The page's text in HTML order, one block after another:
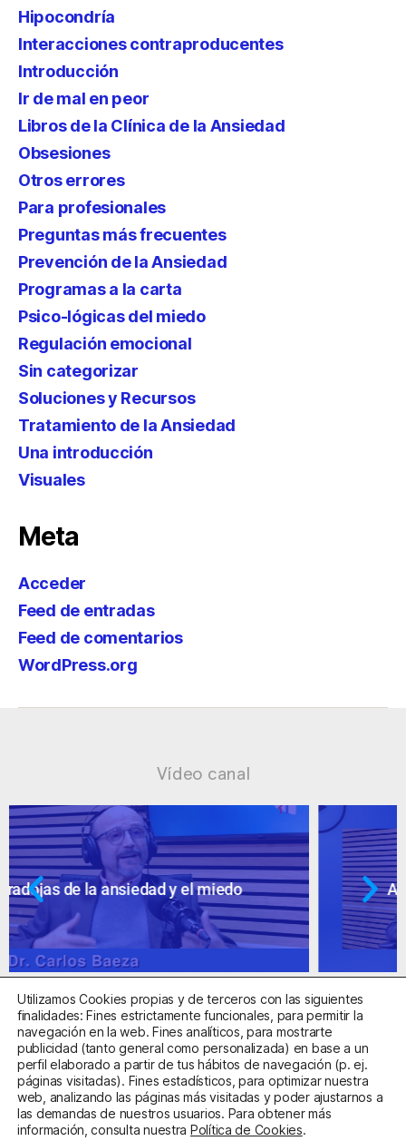
Hipocondría
Interacciones contraproducentes
Introducción
Ir de mal en peor
Libros de la Clínica de la Ansiedad
Obsesiones
Otros errores
Para profesionales
Preguntas más frecuentes
Prevención de la Ansiedad
Programas a la carta
Psico-lógicas del miedo
Regulación emocional
Sin categorizar
Soluciones y Recursos
Tratamiento de la Ansiedad
Una introducción
Visuales
Meta
Acceder
Feed de entradas
Feed de comentarios
WordPress.org
Vídeo canal
Ansiedad: supuestos cuestionables
Centro Sanitario Autorizado con el código E08737002
Aviso LegalPolítica de PrivacidadPolítica de Cookies
Utilizamos Cookies propias y de terceros con las siguientes
finalidades: Fines estrictamente funcionales, para permitir la
navegación en la web. Fines analíticos, para mostrarte
publicidad (tanto general como personalizada) en base a un
perfil elaborado a partir de tus hábitos de navegación (p. ej.
páginas visitadas). Fines estadísticos, para optimizar nuestra
web, analizando las páginas más visitadas y poder ajustarnos a
las demandas de nuestros usuarios. Para obtener más
información, consulta nuestra Política de Cookies.